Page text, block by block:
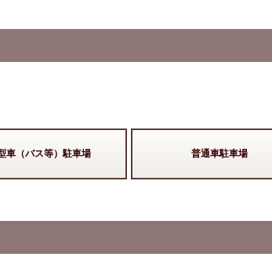
車（バス等）駐車場 普通車駐車場